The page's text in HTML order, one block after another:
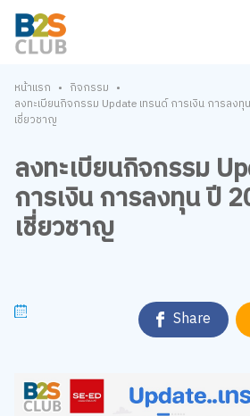
หน้าแรก • กิจกรรม •
ลงทะเบียนกิจกรรม Update เทรนด์ การเงิน การลง
เชี่ยวชาญ
ลงทะเบียนกิจกรรม
การเงิน การลงทุน ปี
เชี่ยวชาญ
Share